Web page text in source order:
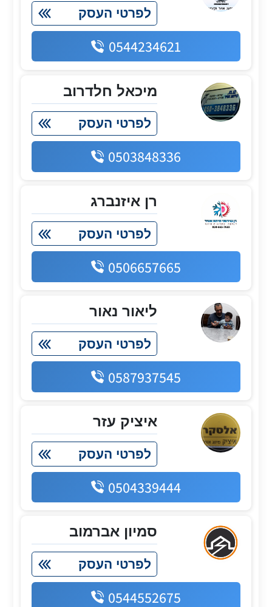
לפרטי העסק
0544234621
מיכאל חלדרוב
לפרטי העסק
0503848336
רן איזנברג
לפרטי העסק
0506657665
ליאור נאור
לפרטי העסק
0587937545
איציק עזר
לפרטי העסק
0504339444
סמיון אברמוב
לפרטי העסק
0544552675